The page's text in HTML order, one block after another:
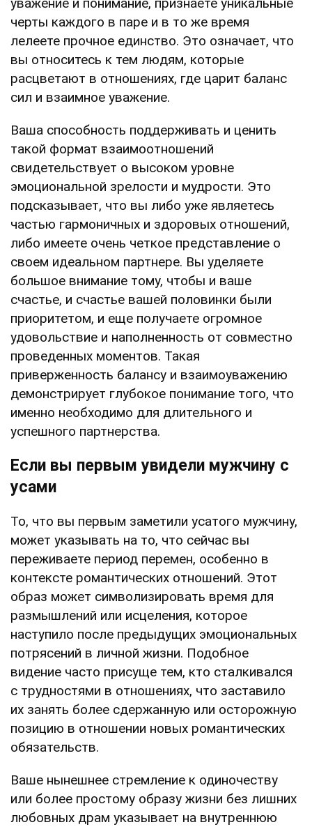
уважение и понимание, признаете уникальные
черты каждого в паре и в то же время
лелеете прочное единство. Это означает, что
вы относитесь к тем людям, которые
расцветают в отношениях, где царит баланс
сил и взаимное уважение.
Ваша способность поддерживать и ценить
такой формат взаимоотношений
свидетельствует о высоком уровне
эмоциональной зрелости и мудрости. Это
подсказывает, что вы либо уже являетесь
частью гармоничных и здоровых отношений,
либо имеете очень четкое представление о
своем идеальном партнере. Вы уделяете
большое внимание тому, чтобы и ваше
счастье, и счастье вашей половинки были
приоритетом, и еще получаете огромное
удовольствие и наполненность от совместно
проведенных моментов. Такая
приверженность балансу и взаимоуважению
демонстрирует глубокое понимание того, что
именно необходимо для длительного и
успешного партнерства.
Если вы первым увидели мужчину с
усами
То, что вы первым заметили усатого мужчину,
может указывать на то, что сейчас вы
переживаете период перемен, особенно в
контексте романтических отношений. Этот
образ может символизировать время для
размышлений или исцеления, которое
наступило после предыдущих эмоциональных
потрясений в личной жизни. Подобное
видение часто присуще тем, кто сталкивался
с трудностями в отношениях, что заставило
их занять более сдержанную или осторожную
позицию в отношении новых романтических
обязательств.
Ваше нынешнее стремление к одиночеству
или более простому образу жизни без лишних
любовных драм указывает на внутреннюю